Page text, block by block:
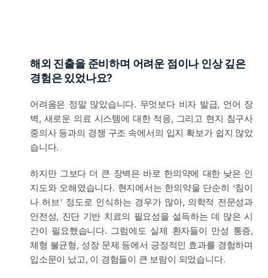
해외 진출을 준비하며 어려운 점이나 인상 깊은
경험은 있었나요?
어려움은 정말 많았습니다. 무엇보다 비자 발급, 언어 장
벽, 새로운 의료 시스템에 대한 적응, 그리고 현지 침구사
중의사 등과의 경쟁 구조 속에서의 입지 확보가 쉽지 않았
습니다.
하지만 그보다 더 큰 장벽은 바로 한의약에 대한 낮은 인
지도와 오해였습니다. 현지에서는 한의약을 단순히 ‘침이
나 허브’ 정도로 인식하는 경우가 많아, 의학적 전문성과
안전성, 진단 기반 치료의 필요성을 설득하는 데 많은 시
간이 필요했습니다. 그럼에도 실제 환자들이 만성 통증,
체형 불균형, 성장 문제 등에서 긍정적인 효과를 경험하며
입소문이 났고, 이 경험들이 큰 보람이 되었습니다.